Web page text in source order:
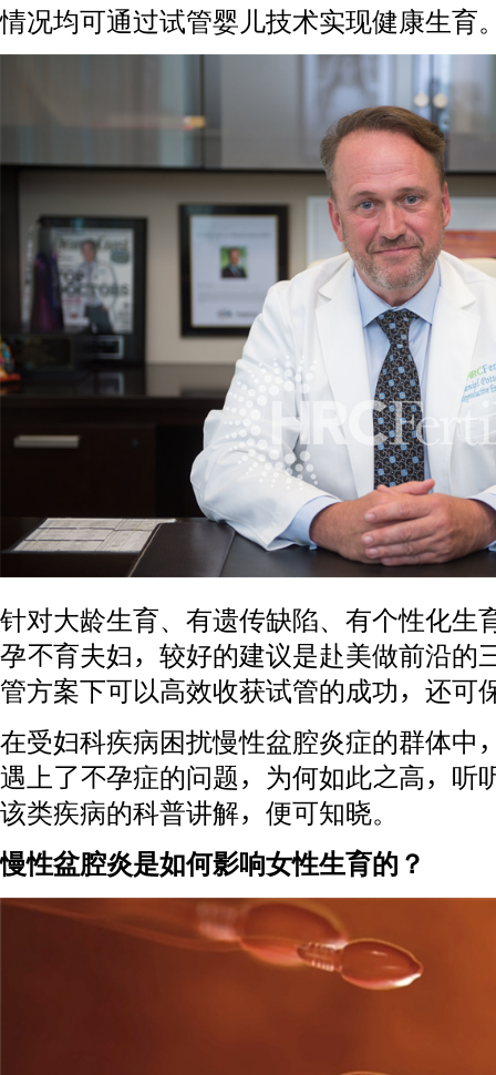
情况均可通过试管婴儿技术实现健康生育
针对大龄生育、有遗传缺陷、有个性化生
孕不育夫妇，较好的建议是赴美做前沿的
管方案下可以高效收获试管的成功，还可
在受妇科疾病困扰慢性盆腔炎症的群体中
遇上了不孕症的问题，为何如此之高，听
该类疾病的科普讲解，便可知晓。
慢性盆腔炎是如何影响女性生育的？